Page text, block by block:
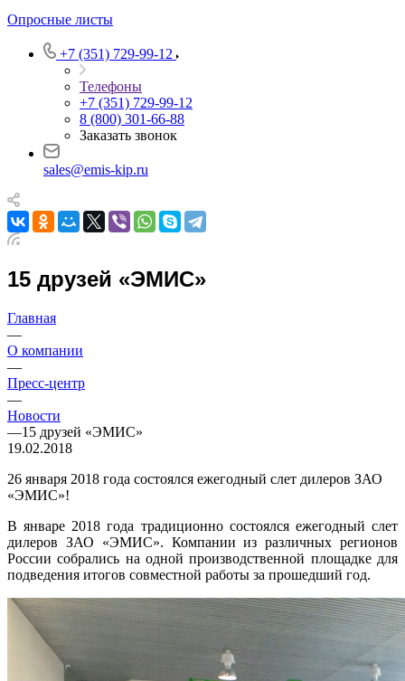
Опросные листы
+7 (351) 729-99-12
Телефоны
+7 (351) 729-99-12
8 (800) 301-66-88
Заказать звонок
sales@emis-kip.ru
15 друзей «ЭМИС»
Главная
—
О компании
—
Пресс-центр
—
Новости
—15 друзей «ЭМИС»
19.02.2018
26 января 2018 года состоялся ежегодный слет дилеров ЗАО
«ЭМИС»!
В январе 2018 года традиционно состоялся ежегодный слет
дилеров ЗАО «ЭМИС». Компании из различных регионов
России собрались на одной производственной площадке для
подведения итогов совместной работы за прошедший год.